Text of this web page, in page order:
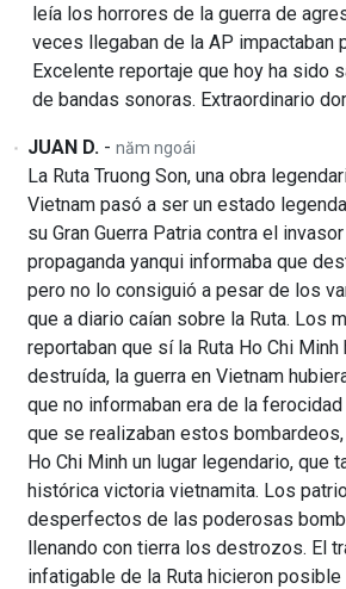
leía los horrores de la guerra de
veces llegaban de la AP impactaban
Excelente reportaje que hoy ha sido
de bandas sonoras. Extraordinario
JUAN D. - năm ngoái
La Ruta Truong Son, una obra
Vietnam pasó a ser un estado
su Gran Guerra Patria contra el
propaganda yanqui informaba que
pero no lo consiguió a pesar de los
que a diario caían sobre la Ruta. Los
reportaban que sí la Ruta Ho Chi
destruída, la guerra en Vietnam
que no informaban era de la
que se realizaban estos
Ho Chi Minh un lugar legendario, que
histórica victoria vietnamita. Los
desperfectos de las poderosas
llenando con tierra los destrozos. El
infatigable de la Ruta hicieron